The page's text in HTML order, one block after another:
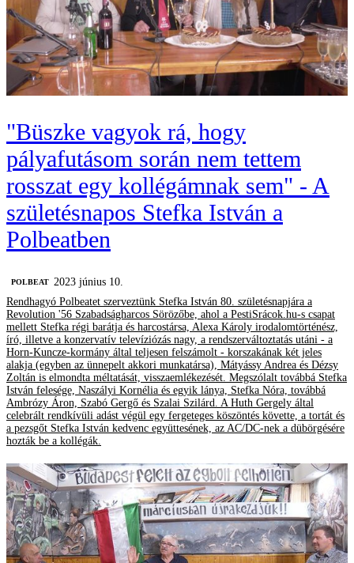
"Büszke vagyok rá, hogy
pályafutásom során nem tettem
rosszat egy kollégámnak sem" - A
születésnapos Stefka István a
Polbeatben
‎POLBEAT 2023 június 10.
Rendhagyó Polbeatet szerveztünk Stefka István 80. születésnapjára a
Revolution '56 Szabadságharcos Sörözőbe, ahol a PestiSrácok.hu-s csapat
mellett Stefka régi barátja és harcostársa, Alexa Károly irodalomtörténész,
író, illetve a konzervatív televíziózás nagy, a rendszerváltoztatás utáni - a
Horn-Kuncze-kormány által teljesen felszámolt - korszakának két jeles
alakja (egyben az ünnepelt akkori munkatársa), Mátyássy Andrea és Dézsy
Zoltán is elmondta méltatását, visszaemlékezését. Megszólalt továbbá Stefka
István felesége, Naszályi Kornélia és egyik lánya, Stefka Nóra, továbbá
Ambrózy Áron, Szabó Gergő és Szalai Szilárd. A Huth Gergely által
celebrált rendkívüli adást végül egy fergeteges köszöntés követte, a tortát és
a pezsgőt Stefka István kedvenc együttesének, az AC/DC-nek a dübörgésére
hozták be a kollégák.